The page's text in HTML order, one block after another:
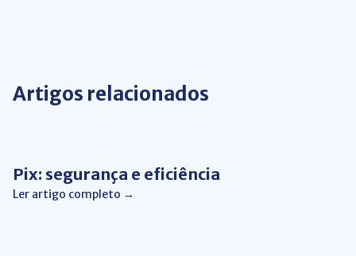
Artigos relacionados
Pix: segurança e eficiência
Ler artigo completo →